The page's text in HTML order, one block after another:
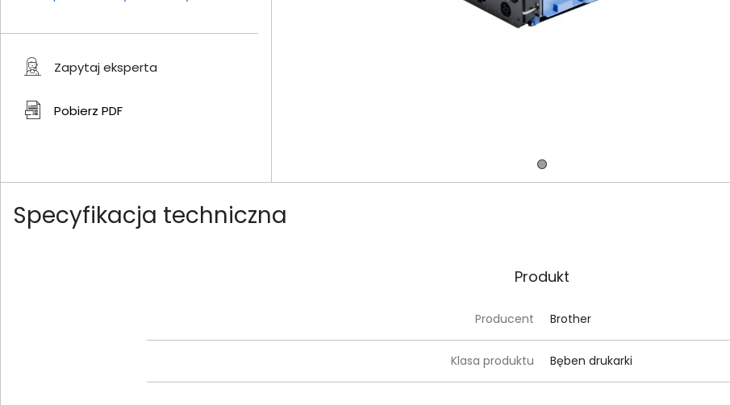
Zapytaj eksperta
Pobierz PDF
Specyfikacja techniczna
Produkt
Producent Brother
Klasa produktu Bęben drukarki